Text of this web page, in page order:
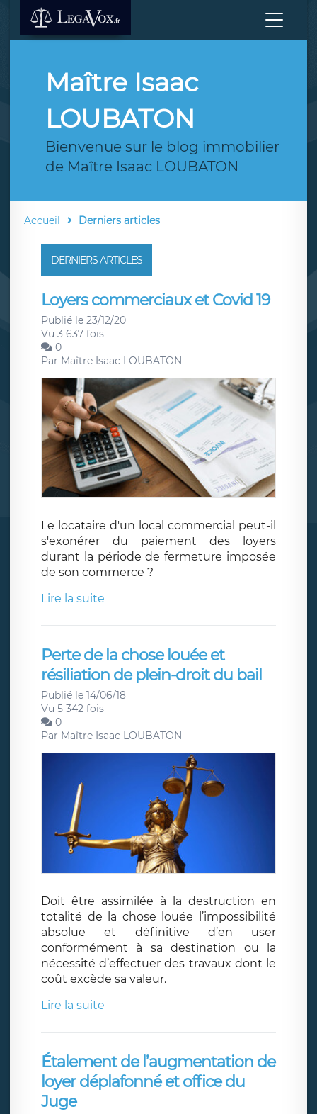
Maître Isaac
LOUBATON
Bienvenue sur le blog immobilier
de Maître Isaac LOUBATON
Accueil Derniers articles
DERNIERS ARTICLES
Loyers commerciaux et Covid 19
Publié le 23/12/20
Vu 3 637 fois
0
Par Maître Isaac LOUBATON
Le locataire d'un local commercial peut-il
s'exonérer du paiement des loyers
durant la période de fermeture imposée
de son commerce ?
Lire la suite
Perte de la chose louée et
résiliation de plein-droit du bail
Publié le 14/06/18
Vu 5 342 fois
0
Par Maître Isaac LOUBATON
Doit être assimilée à la destruction en
totalité de la chose louée l’impossibilité
absolue et définitive d’en user
conformément à sa destination ou la
nécessité d’effectuer des travaux dont le
coût excède sa valeur.
Lire la suite
Étalement de l’augmentation de
loyer déplafonné et office du
Juge